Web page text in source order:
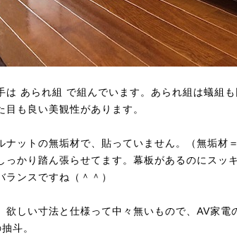
は あられ組 で組んでいます。あられ組は蟻組
目も良い美観性があります。
ナットの無垢材で、貼っていません。（無垢材
っかり踏ん張らせてます。幕板があるのにスッ
ランスですね（＾＾）
欲しい寸法と仕様って中々無いもので、AV家
斗。